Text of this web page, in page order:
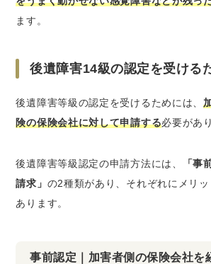
ます。
後遺障害14級の認定を受ける
後遺障害等級の認定を受けるためには、
険の保険会社に対して申請する必要があ
後遺障害等級認定の申請方法には、 「事
請求」 の2種類があり、それぞれにメリ
あります。
事前認定｜加害者側の保険会社を